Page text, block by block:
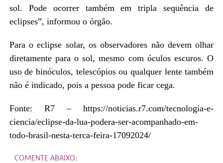
sol. Pode ocorrer também em tripla sequência de
eclipses”, informou o órgão.
Para o eclipse solar, os observadores não devem olhar
diretamente para o sol, mesmo com óculos escuros. O
uso de binóculos, telescópios ou qualquer lente também
não é indicado, pois a pessoa pode ficar cega.
Fonte: R7 – https://noticias.r7.com/tecnologia-e-
ciencia/eclipse-da-lua-podera-ser-acompanhado-em-
todo-brasil-nesta-terca-feira-17092024/
COMENTE ABAIXO: